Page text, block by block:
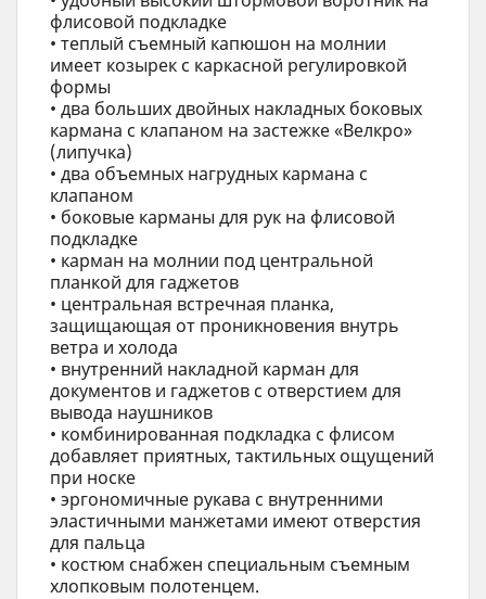
флисовой подкладке
• теплый съемный капюшон на молнии
имеет козырек с каркасной регулировкой
формы
• два больших двойных накладных боковых
кармана с клапаном на застежке «Велкро»
(липучка)
• два объемных нагрудных кармана с
клапаном
• боковые карманы для рук на флисовой
подкладке
• карман на молнии под центральной
планкой для гаджетов
• центральная встречная планка,
защищающая от проникновения внутрь
ветра и холода
• внутренний накладной карман для
документов и гаджетов с отверстием для
вывода наушников
• комбинированная подкладка с флисом
добавляет приятных, тактильных ощущений
при носке
• эргономичные рукава с внутренними
эластичными манжетами имеют отверстия
для пальца
• костюм снабжен специальным съемным
хлопковым полотенцем.